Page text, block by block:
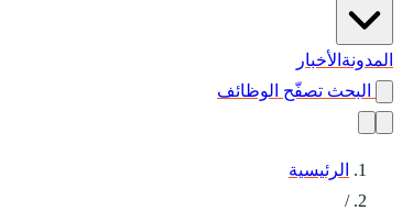
المدونة الأخبار
البحث تصفّح الوظائف
الرئيسية
/